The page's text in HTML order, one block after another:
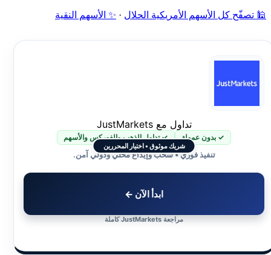
🕌 تصفّح كل الأسهم الأمريكية الحلال · ✨ الأسهم النقية
شريك موثوق • اختيار المحررين
تداول مع JustMarkets
✓ بدون عمولة ✓ تداول الذهب والفوركس والأسهم
تنفيذ فوري • سحب وإيداع محلي ودولي آمن.
ابدأ الآن ←
مراجعة JustMarkets كاملة